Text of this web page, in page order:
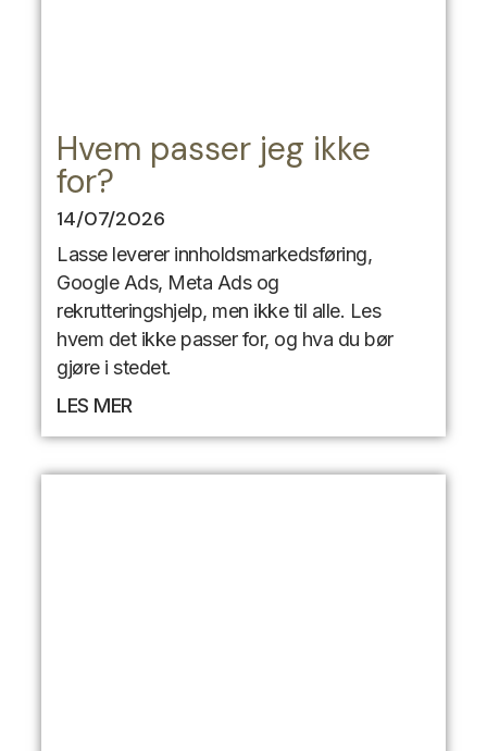
Hvem passer jeg ikke
for?
14/07/2026
Lasse leverer innholdsmarkedsføring,
Google Ads, Meta Ads og
rekrutteringshjelp, men ikke til alle. Les
hvem det ikke passer for, og hva du bør
gjøre i stedet.
LES MER